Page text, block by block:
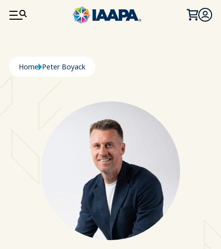
PASAR AL CONTENIDO PRINCIPAL
Ruta de navegación
Home Peter Boyack